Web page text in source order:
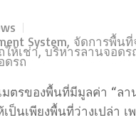
System, จัดการพื้นที่
ให้เช่า, บริหารลานจอดร
ดรถ
มตรของพื้นที่มีมูลค่า “ลา
ป็นเพียงพื้นที่ว่างเปล่า เ